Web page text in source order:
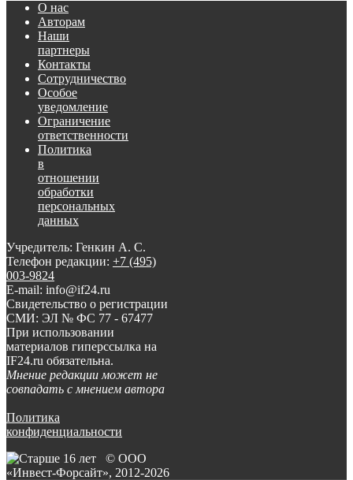
О нас
Авторам
Наши
партнеры
Контакты
Сотрудничество
Особое
уведомление
Ограничение
ответственности
Политика
в
отношении
обработки
персональных
данных
Учредитель: Генкин А. С.
Телефон редакции: +7 (495)
003-9824
E-mail: info@if24.ru
Свидетельство о регистрации
СМИ: ЭЛ № ФС 77 - 67477
При использовании
материалов гиперссылка на
IF24.ru обязательна.
Мнение редакции может не
совпадать с мнением автора
Политика
конфиденциальности
© ООО
«Инвест-Форсайт», 2012-2026